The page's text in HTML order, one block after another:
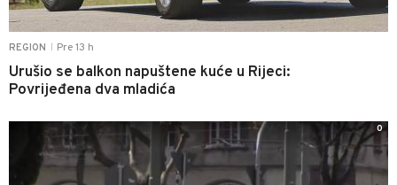
REGION Pre 13 h
Urušio se balkon napuštene kuće u Rijeci:
Povrijeđena dva mladića
0